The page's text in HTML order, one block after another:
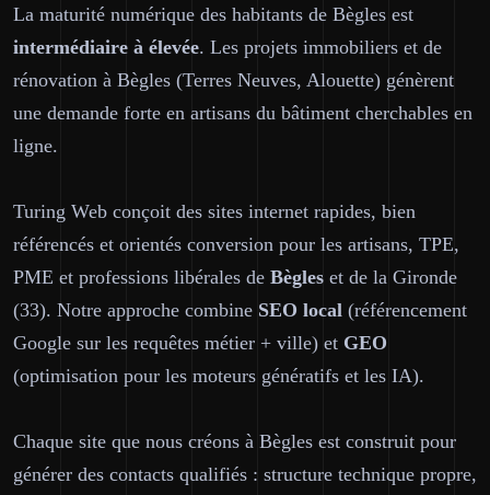
La maturité numérique des habitants de Bègles est
intermédiaire à élevée. Les projets immobiliers et de
rénovation à Bègles (Terres Neuves, Alouette) génèrent
une demande forte en artisans du bâtiment cherchables en
ligne.
Turing Web conçoit des sites internet rapides, bien
référencés et orientés conversion pour les artisans, TPE,
PME et professions libérales de Bègles et de la Gironde
(33). Notre approche combine SEO local (référencement
Google sur les requêtes métier + ville) et GEO
(optimisation pour les moteurs génératifs et les IA).
Chaque site que nous créons à Bègles est construit pour
générer des contacts qualifiés : structure technique propre,